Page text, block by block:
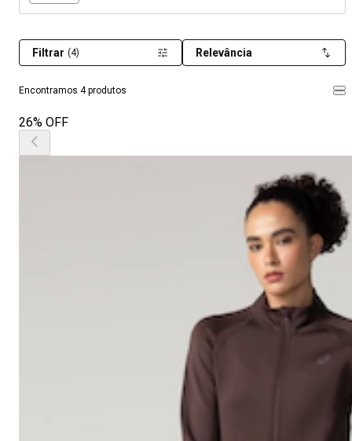
Encontramos 4 produtos
Filtrar (4) Relevância
26% OFF